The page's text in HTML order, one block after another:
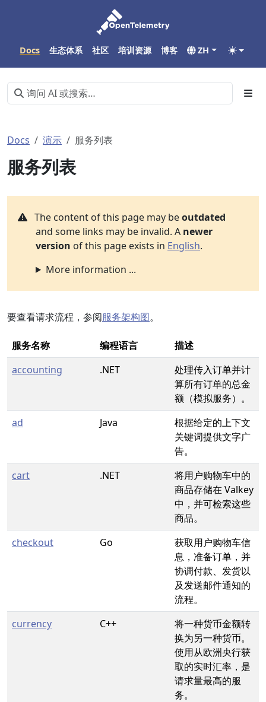
Docs 生态体系 社区 培训资源 博客 ZH
Docs 演示 服务列表
服务列表
The content of this page may beoutdated
and some links may be invalid. A newer
version of this page exists in English.
More information ...
要查看请求流程，参阅服务架构图。
服务名称 编程语言
描述
accounting
.NET
处理传入订单并计
算所有订单的总金
额（模拟服务）。
ad
Java
根据给定的上下文
关键词提供文字广
告。
cart
.NET
将用户购物车中的
商品存储在 Valkey
中，并可检索这些
商品。
checkout
Go
获取用户购物车信
息，准备订单，并
协调付款、发货以
及发送邮件通知的
流程。
currency
C++
将一种货币金额转
换为另一种货币。
使用从欧洲央行获
取的实时汇率，是
请求量最高的服
务。